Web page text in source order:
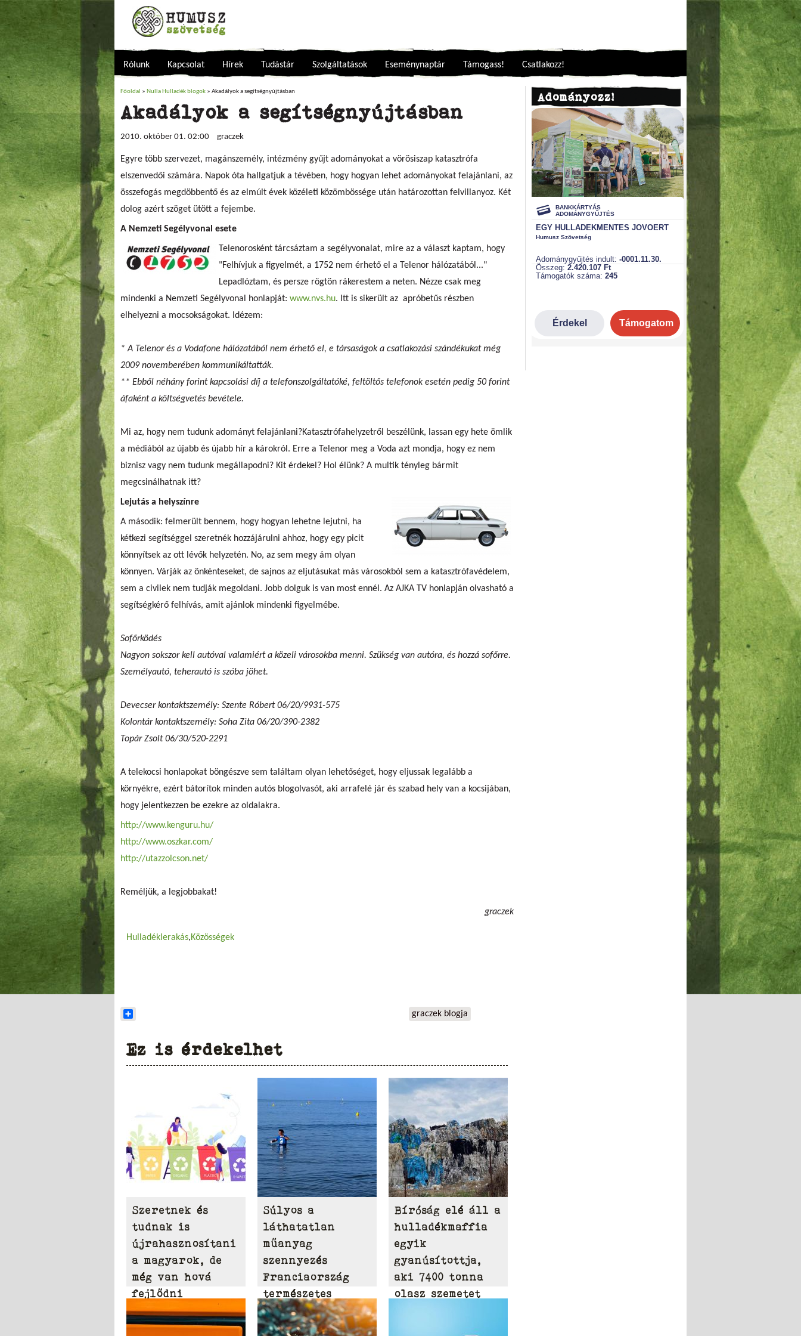
Rólunk Kapcsolat Hírek Tudástár Szolgáltatások Eseménynaptár Támogass! Csatlakozz!
Jelenlegi hely
Főoldal » Nulla Hulladék blogok » Akadályok a segítségnyújtásban
Akadályok a segítségnyújtásban
2010. október 01. 02:00 graczek
Egyre több szervezet, magánszemély, intézmény gyűjt adományokat a vörösiszap katasztrófa
elszenvedői számára. Napok óta hallgatjuk a tévében, hogy hogyan lehet adományokat felajánlani, az
összefogás megdöbbentő és az elmúlt évek közéleti közömbössége után határozottan felvillanyoz. Két
dolog azért szöget ütött a fejembe.
A Nemzeti Segélyvonal esete
Telenorosként tárcsáztam a segélyvonalat, mire az a választ kaptam, hogy
"Felhívjuk a figyelmét, a 1752 nem érhető el a Telenor hálózatából..."
Lepadlóztam, és persze rögtön rákerestem a neten. Nézze csak meg
mindenki a Nemzeti Segélyvonal honlapját: www.nvs.hu. Itt is sikerült az apróbetűs részben
elhelyezni a mocsokságokat. Idézem:
* A Telenor és a Vodafone hálózatából nem érhető el, e társaságok a csatlakozási szándékukat még
2009 novemberében kommunikáltatták.
** Ebből néhány forint kapcsolási díj a telefonszolgáltatóké, feltöltős telefonok esetén pedig 50 forint
áfaként a költségvetés bevétele.
Mi az, hogy nem tudunk adományt felajánlani?Katasztrófahelyzetről beszélünk, lassan egy hete ömlik
a médiából az újabb és újabb hír a károkról. Erre a Telenor meg a Voda azt mondja, hogy ez nem
biznisz vagy nem tudunk megállapodni? Kit érdekel? Hol élünk? A multik tényleg bármit
megcsinálhatnak itt?
Lejutás a helyszínre
A második: felmerült bennem, hogy hogyan lehetne lejutni, ha
kétkezi segítséggel szeretnék hozzájárulni ahhoz, hogy egy picit
könnyítsek az ott lévők helyzetén. No, az sem megy ám olyan
könnyen. Várják az önkénteseket, de sajnos az eljutásukat más városokból sem a katasztrófavédelem,
sem a civilek nem tudják megoldani. Jobb dolguk is van most ennél. Az AJKA TV honlapján olvasható a
segítségkérő felhívás, amit ajánlok mindenki figyelmébe.
Sofőrködés
Nagyon sokszor kell autóval valamiért a közeli városokba menni. Szükség van autóra, és hozzá sofőrre.
Személyautó, teherautó is szóba jöhet.
Devecser kontaktszemély: Szente Róbert 06/20/9931-575
Kolontár kontaktszemély: Soha Zita 06/20/390-2382
Topár Zsolt 06/30/520-2291
A telekocsi honlapokat böngészve sem találtam olyan lehetőséget, hogy eljussak legalább a
környékre, ezért bátorítok minden autós blogolvasót, aki arrafelé jár és szabad hely van a kocsijában,
hogy jelentkezzen be ezekre az oldalakra.
http://www.kenguru.hu/
http://www.oszkar.com/
http://utazzolcson.net/
Reméljük, a legjobbakat!
graczek
Hulladéklerakás Közösségek
graczek blogja
Ez is érdekelhet
Szeretnek és
tudnak is
újrahasznosítani
a magyarok, de
még van hová
fejlődni
Súlyos a
láthatatlan
műanyag
szennyezés
Franciaország
természetes
vizeiben
Bíróság elé áll a
hulladékmaffia
egyik
gyanúsítottja,
aki 7400 tonna
olasz szemetet
Adományozz!